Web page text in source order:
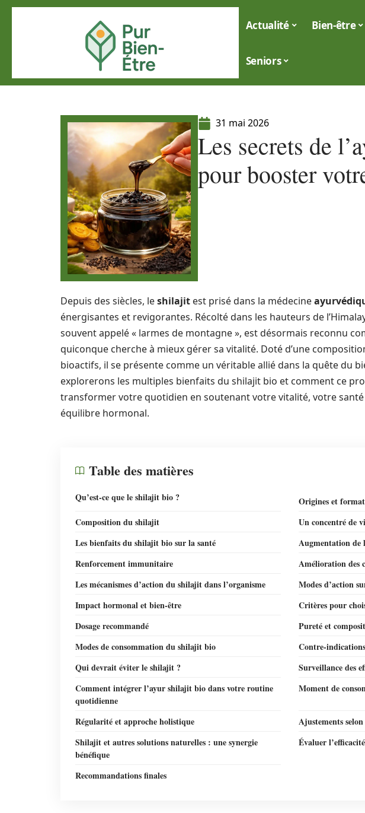
Actualité Bien-être
Seniors
31 mai 2026
Les secrets de
pour booster
Depuis des siècles, leshilajit est prisé dans la médecine
énergisantes et revigorantes. Récolté dans les hauteurs de
souvent appelé « larmes de montagne », est désormais reconnu
quiconque cherche à mieux gérer sa vitalité. Doté d’une
bioactifs, il se présente comme un véritable allié dans la quête du
explorerons les multiples bienfaits du shilajit bio et comment ce
transformer votre quotidien en soutenant votre vitalité, votre
équilibre hormonal.
Table des matières
Qu’est-ce que le shilajit bio ?
Origines et
Composition du shilajit
Un concentré de
Les bienfaits du shilajit bio sur la santé
Augmentation de
Renforcement immunitaire
Amélioration des
Les mécanismes d’action du shilajit dans l’organisme
Modes d’action
Impact hormonal et bien-être
Critères pour
Dosage recommandé
Pureté et
Modes de consommation du shilajit bio
Contre-
Qui devrait éviter le shilajit ?
Surveillance des
Comment intégrer l’ayur shilajit bio dans votre routine
quotidienne
Moment de
Régularité et approche holistique
Ajustements selon
Shilajit et autres solutions naturelles : une synergie
bénéfique
Évaluer
Recommandations finales